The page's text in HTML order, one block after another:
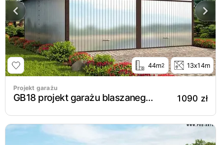
44m2 13x14m
Projekt garażu
GB18 projekt garażu blaszanego dwustanowiskowego 1090 zł